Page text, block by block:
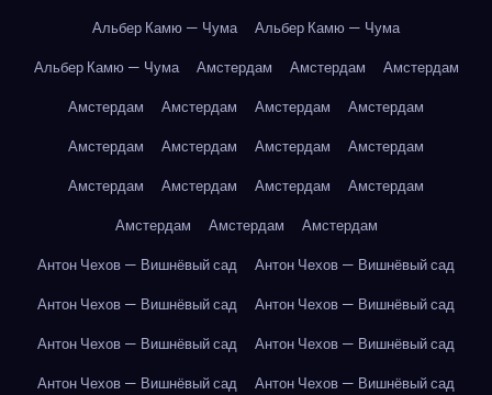
Альбер Камю — Чума
Альбер Камю — Чума
Альбер Камю — Чума
Амстердам Амстердам
Амстердам
Амстердам
Амстердам Амстердам
Амстердам
Амстердам
Амстердам Амстердам
Амстердам
Амстердам
Амстердам Амстердам
Амстердам
Амстердам
Амстердам
Амстердам
Антон Чехов — Вишнёвый сад
Антон Чехов — Вишнёвый сад
Антон Чехов — Вишнёвый сад
Антон Чехов — Вишнёвый сад
Антон Чехов — Вишнёвый сад
Антон Чехов — Вишнёвый сад
Антон Чехов — Вишнёвый сад
Антон Чехов — Вишнёвый сад